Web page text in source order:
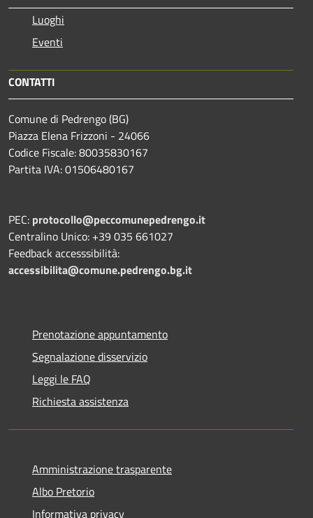
Luoghi
Eventi
CONTATTI
Comune di Pedrengo (BG)
Piazza Elena Frizzoni - 24066
Codice Fiscale: 80035830167
Partita IVA: 01506480167
PEC: protocollo@peccomunepedrengo.it
Centralino Unico: +39 035 661027
Feedback accesssibilità:
accessibilita@comune.pedrengo.bg.it
Prenotazione appuntamento
Segnalazione disservizio
Leggi le FAQ
Richiesta assistenza
Amministrazione trasparente
Albo Pretorio
Informativa privacy